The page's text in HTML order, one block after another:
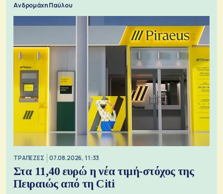
Ανδρομάχη Παύλου
ΤΡΑΠΕΖΕΣ 07.08.2026, 11:33
Στα 11,40 ευρώ η νέα τιμή-στόχος της
Πειραιώς από τη Citi